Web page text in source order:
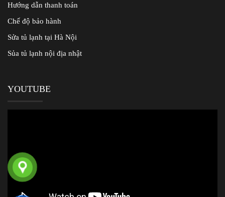
Hướng dẫn thanh toán
Chế độ bảo hành
Sửa tủ lạnh tại Hà Nội
Sủa tủ lạnh nội địa nhật
YOUTUBE